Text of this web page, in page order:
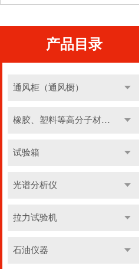
产品目录
通风柜（通风橱）
橡胶、塑料等高分子材料实验设备
试验箱
光谱分析仪
拉力试验机
石油仪器